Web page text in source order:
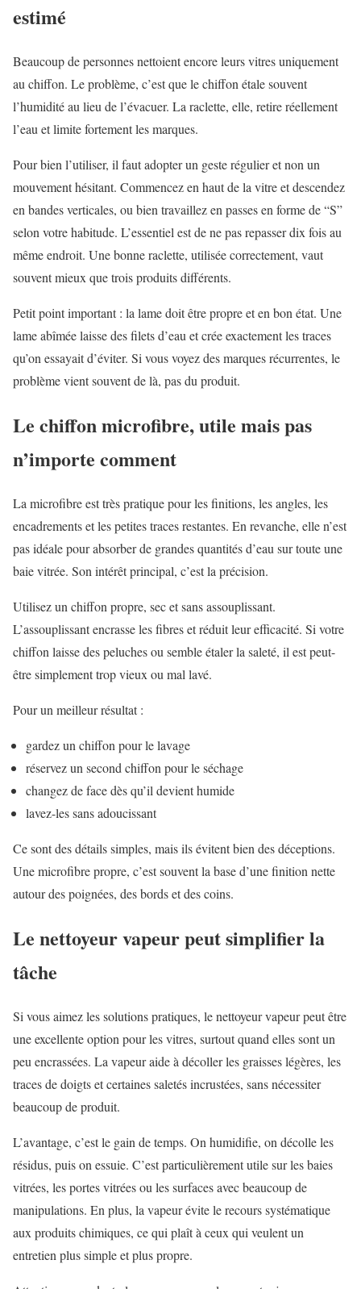
estimé
Beaucoup de personnes nettoient encore leurs vitres uniquement
au chiffon. Le problème, c’est que le chiffon étale souvent
l’humidité au lieu de l’évacuer. La raclette, elle, retire réellement
l’eau et limite fortement les marques.
Pour bien l’utiliser, il faut adopter un geste régulier et non un
mouvement hésitant. Commencez en haut de la vitre et descendez
en bandes verticales, ou bien travaillez en passes en forme de “S”
selon votre habitude. L’essentiel est de ne pas repasser dix fois au
même endroit. Une bonne raclette, utilisée correctement, vaut
souvent mieux que trois produits différents.
Petit point important : la lame doit être propre et en bon état. Une
lame abîmée laisse des filets d’eau et crée exactement les traces
qu’on essayait d’éviter. Si vous voyez des marques récurrentes, le
problème vient souvent de là, pas du produit.
Le chiffon microfibre, utile mais pas
n’importe comment
La microfibre est très pratique pour les finitions, les angles, les
encadrements et les petites traces restantes. En revanche, elle n’est
pas idéale pour absorber de grandes quantités d’eau sur toute une
baie vitrée. Son intérêt principal, c’est la précision.
Utilisez un chiffon propre, sec et sans assouplissant.
L’assouplissant encrasse les fibres et réduit leur efficacité. Si votre
chiffon laisse des peluches ou semble étaler la saleté, il est peut-
être simplement trop vieux ou mal lavé.
Pour un meilleur résultat :
gardez un chiffon pour le lavage
réservez un second chiffon pour le séchage
changez de face dès qu’il devient humide
lavez-les sans adoucissant
Ce sont des détails simples, mais ils évitent bien des déceptions.
Une microfibre propre, c’est souvent la base d’une finition nette
autour des poignées, des bords et des coins.
Le nettoyeur vapeur peut simplifier la
tâche
Si vous aimez les solutions pratiques, le nettoyeur vapeur peut être
une excellente option pour les vitres, surtout quand elles sont un
peu encrassées. La vapeur aide à décoller les graisses légères, les
traces de doigts et certaines saletés incrustées, sans nécessiter
beaucoup de produit.
L’avantage, c’est le gain de temps. On humidifie, on décolle les
résidus, puis on essuie. C’est particulièrement utile sur les baies
vitrées, les portes vitrées ou les surfaces avec beaucoup de
manipulations. En plus, la vapeur évite le recours systématique
aux produits chimiques, ce qui plaît à ceux qui veulent un
entretien plus simple et plus propre.